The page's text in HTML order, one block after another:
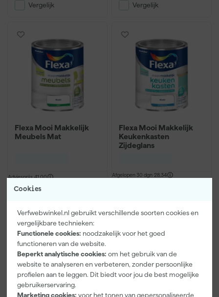
Cookies
Verfwebwinkel.nl gebruikt verschillende soorten cookies en
vergelijkbare technieken:
Functionele cookies: noodzakelijk voor het goed
functioneren van de website.
Beperkt analytische cookies: om het gebruik van de
website te analyseren en verbeteren, zonder persoonlijke
profielen aan te leggen. Dit biedt voor jou de best mogelijke
gebruikerservaring.
Marketing cookies: voor het tonen van gepersonaliseerde
Vergelijk Vergelijk
Flexa Mooi Makkelijk
Meubels Mat
Adviesprijs 41,00
Vergelijk
Flexa Mooi Makkelijk
Keukenkasten
Zijdeglans
Afgelopen 30 dgn 28,34
incl. BTW